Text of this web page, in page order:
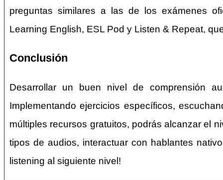
preguntas similares a las de los exámenes
Learning English, ESL Pod y Listen & Repeat,
Conclusión
Desarrollar un buen nivel de comprensión
Implementando ejercicios específicos,
múltiples recursos gratuitos, podrás alcanzar el
tipos de audios, interactuar con hablantes
listening al siguiente nivel!